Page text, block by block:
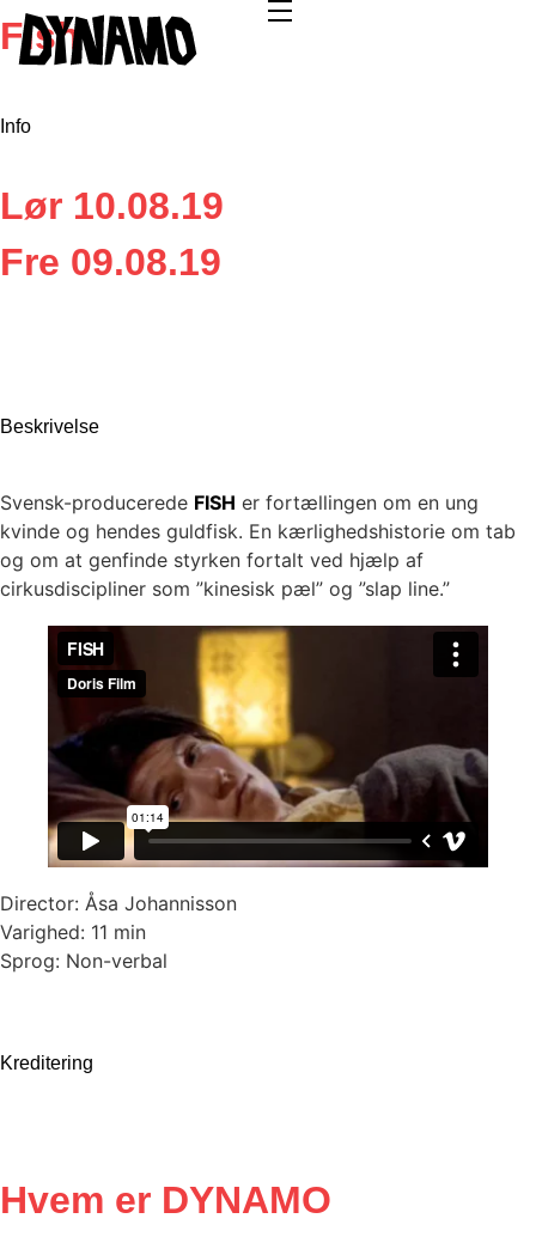
Fish
Info
Lør 10.08.19
Fre 09.08.19
Beskrivelse
Svensk-producerede FISH er fortællingen om en ung
kvinde og hendes guldfisk. En kærlighedshistorie om tab
og om at genfinde styrken fortalt ved hjælp af
cirkusdiscipliner som ”kinesisk pæl” og ”slap line.”
Director: Åsa Johannisson
Varighed: 11 min
Sprog: Non-verbal
Kreditering
Hvem er DYNAMO